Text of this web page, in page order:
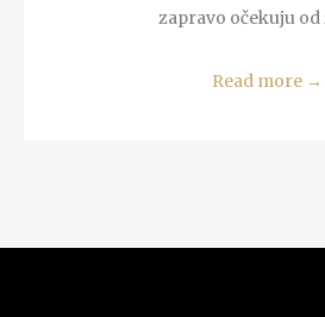
zapravo očekuju od
Read more →